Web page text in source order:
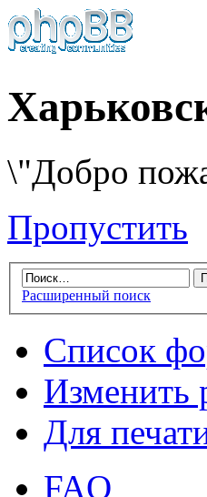
\"Добро
Пропустить
Расширенный поиск
Список
Изменить
Для
FAQ